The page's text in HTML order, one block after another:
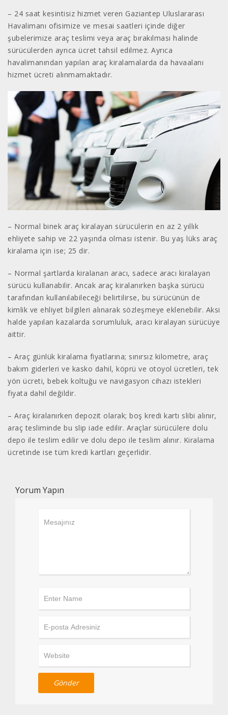
– 24 saat kesintisiz hizmet veren Gaziantep Uluslararası
Havalimanı ofisimize ve mesai saatleri içinde diğer
şubelerimize araç teslimi veya araç bırakılması halinde
sürücülerden ayrıca ücret tahsil edilmez. Ayrıca
havalimanından yapılan araç kiralamalarda da havaalanı
hizmet ücreti alınmamaktadır.
– Normal binek araç kiralayan sürücülerin en az 2 yıllık
ehliyete sahip ve 22 yaşında olması istenir. Bu yaş lüks araç
kiralama için ise; 25 dir.
– Normal şartlarda kiralanan aracı, sadece aracı kiralayan
sürücü kullanabilir. Ancak araç kiralanırken başka sürücü
tarafından kullanılabileceği belirtilirse, bu sürücünün de
kimlik ve ehliyet bilgileri alınarak sözleşmeye eklenebilir. Aksi
halde yapılan kazalarda sorumluluk, aracı kiralayan sürücüye
aittir.
– Araç günlük kiralama fiyatlarına; sınırsız kilometre, araç
bakım giderleri ve kasko dahil, köprü ve otoyol ücretleri, tek
yön ücreti, bebek koltuğu ve navigasyon cihazı istekleri
fiyata dahil değildir.
– Araç kiralanırken depozit olarak; boş kredi kartı slibi alınır,
araç tesliminde bu slip iade edilir. Araçlar sürücülere dolu
depo ile teslim edilir ve dolu depo ile teslim alınır. Kiralama
ücretinde ise tüm kredi kartları geçerlidir.
Yorum Yapın